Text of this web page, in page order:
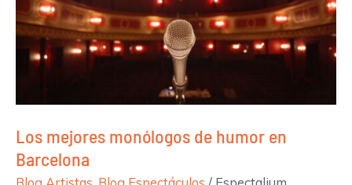
Los mejores monólogos de humor en
Barcelona
de
humor
en